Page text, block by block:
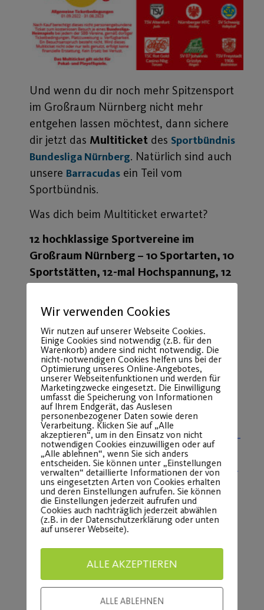
Und wenn du dir noch mehr Spitzensport
im Großraum Nürnberg nicht mehr
entgehen lassen möchtest, dann sichere
dir jetzt das Multiticket des Sportbündnis
Bundesliga Nürnberg. Natürlich sind auch
unsere Barracudas ein Teil vom
Sportbündnis.
Was dich beim Multiticket erwartet?
12 hochklassige Sportvereine im
Großraum Nürnberg – 10 Sportarten, 10
Sportstätten, 12-mal Hochspannung, 12
für nur 15 Euro! Probiere es aus und
Sportangebot im Großraum Nürnberg.
Dein Multiticket kannst du inunserer
Geschäftsstelle(Kirchenberg 2-4, 90482
Nürnberg) zu unseren Öffnungszeiten
Dienstag, den 7. Februarkaufen:
Montag, Mittwoch, Freitag von 9.00 –
12.00 Uhr
Dienstag und Donnerstag von 13.00 –
16.00 Uhr
Bitte beachte, dass derzeit ausschließlich
eine Barzahlung möglich ist.
Dein Post SV und insbesondere die
sowie alle weiteren
Bundesligisten des Sportbündnis freuen
sich auf deinen Besuch bei einem oder
Wir verwenden Cookies
Wir nutzen auf unserer Webseite Cookies.
Einige Cookies sind notwendig (z.B. für den
Warenkorb) andere sind nicht notwendig. Die
nicht-notwendigen Cookies helfen uns bei der
Optimierung unseres Online-Angebotes,
unserer Webseitenfunktionen und werden für
Marketingzwecke eingesetzt. Die Einwilligung
umfasst die Speicherung von Informationen
auf Ihrem Endgerät, das Auslesen
personenbezogener Daten sowie deren
Verarbeitung. Klicken Sie auf „Alle
akzeptieren“, um in den Einsatz von nicht
notwendigen Cookies einzuwilligen oder auf
„Alle ablehnen“, wenn Sie sich anders
entscheiden. Sie können unter „Einstellungen
verwalten“ detaillierte Informationen der von
uns eingesetzten Arten von Cookies erhalten
und deren Einstellungen aufrufen. Sie können
die Einstellungen jederzeit aufrufen und
Cookies auch nachträglich jederzeit abwählen
(z.B. in der Datenschutzerklärung oder unten
auf unserer Webseite).
ALLE AKZEPTIEREN
ALLE ABLEHNEN